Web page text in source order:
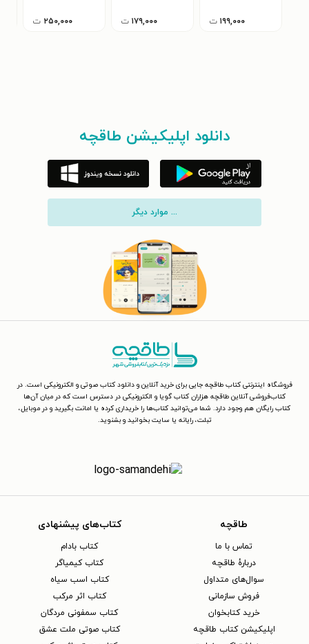
۱۹۹,۰۰۰ ت ۱۷۹,۰۰۰ ت ۲۵۰,۰۰۰ ت
دانلود اپلیکیشن طاقچه
... موارد دیگر
فروشگاه اینترنتی کتاب طاقچه جایی برای خرید آنلاین و دانلود کتاب صوتی و الکترونیکی است. در
کتاب‌فروشی آنلاین طاقچه هزاران کتاب گویا و الکترونیکی در دسترس است که در میان آن‌ها
کتاب رایگان هم وجود دارد. شما می‌توانید کتاب‌ها را خریداری کرده یا امانت بگیرید و در موبایل،
تبلت، رایانه یا سایت بخوانید و بشنوید.
طاقچه
تماس با ما
دربارهٔ طاقچه
سوال‌های متداول
فروش سازمانی
خرید کتابخوان
اپلیکیشن کتاب طاقچه
کتاب‌های پیشنهادی
کتاب بادام
کتاب کیمیاگر
کتاب اسب سیاه
کتاب اثر مرکب
کتاب سمفونی مردگان
کتاب صوتی ملت عشق